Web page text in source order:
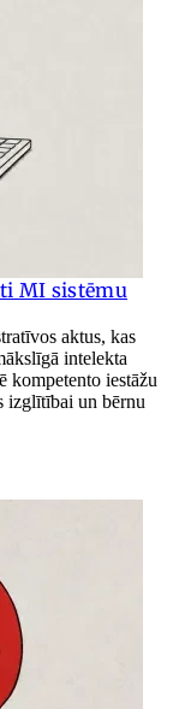
MI sistēmu
aktus, kas
intelekta
kompetento iestāžu
izglītībai un bērnu